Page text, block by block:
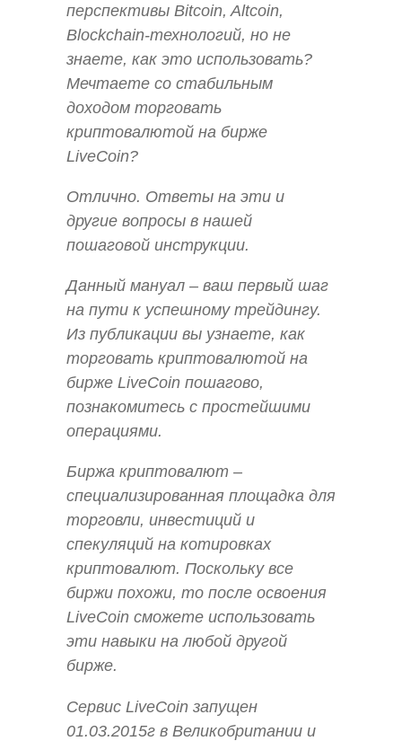
перспективы Bitcoin, Altcoin,
Blockchain-технологий, но не
знаете, как это использовать?
Мечтаете со стабильным
доходом торговать
криптовалютой на бирже
LiveCoin?
Отлично. Ответы на эти и
другие вопросы в нашей
пошаговой инструкции.
Данный мануал – ваш первый шаг
на пути к успешному трейдингу.
Из публикации вы узнаете, как
торговать криптовалютой на
бирже LiveCoin пошагово,
познакомитесь с простейшими
операциями.
Биржа криптовалют –
специализированная площадка для
торговли, инвестиций и
спекуляций на котировках
криптовалют. Поскольку все
биржи похожи, то после освоения
LiveCoin сможете использовать
эти навыки на любой другой
бирже.
Сервис LiveCoin запущен
01.03.2015г в Великобритании и